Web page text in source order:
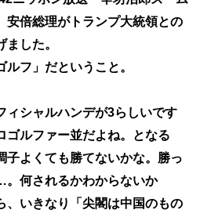
安倍総理がトランプ大統領との
した。
フ」だということ。
ィシャルハンデが3らしいです
ゴルファー並だよね。となる
子よくても勝てないかな。勝っ
何されるかわからないか
いきなり「尖閣は中国のもの